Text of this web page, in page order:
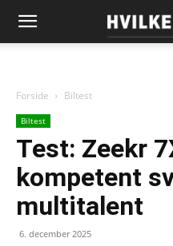
Forside Biltest
Biltest
Test: Zeekr
kompetent
multitalent
6. december 2025